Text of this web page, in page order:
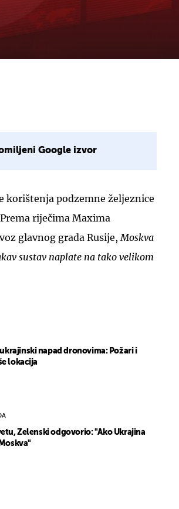
Google izvor
korištenja podzemne željeznice
riječima Maxima
glavnog grada Rusije, Moskva
sustav naplate na tako velikom
napad dronovima: Požari i
lokacija
Zelenski odgovorio: "Ako Ukrajina